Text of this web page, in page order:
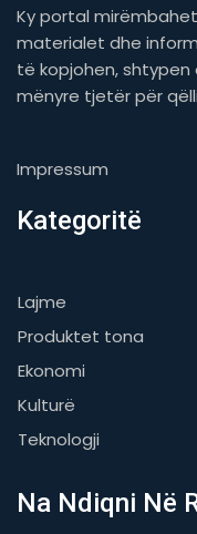
Ky portal
materialet dhe
të kopjohen,
mënyre tjetër për
Impressum
Kategoritë
Lajme
Produktet tona
Ekonomi
Kulturë
Teknologji
Na Ndiqni Në